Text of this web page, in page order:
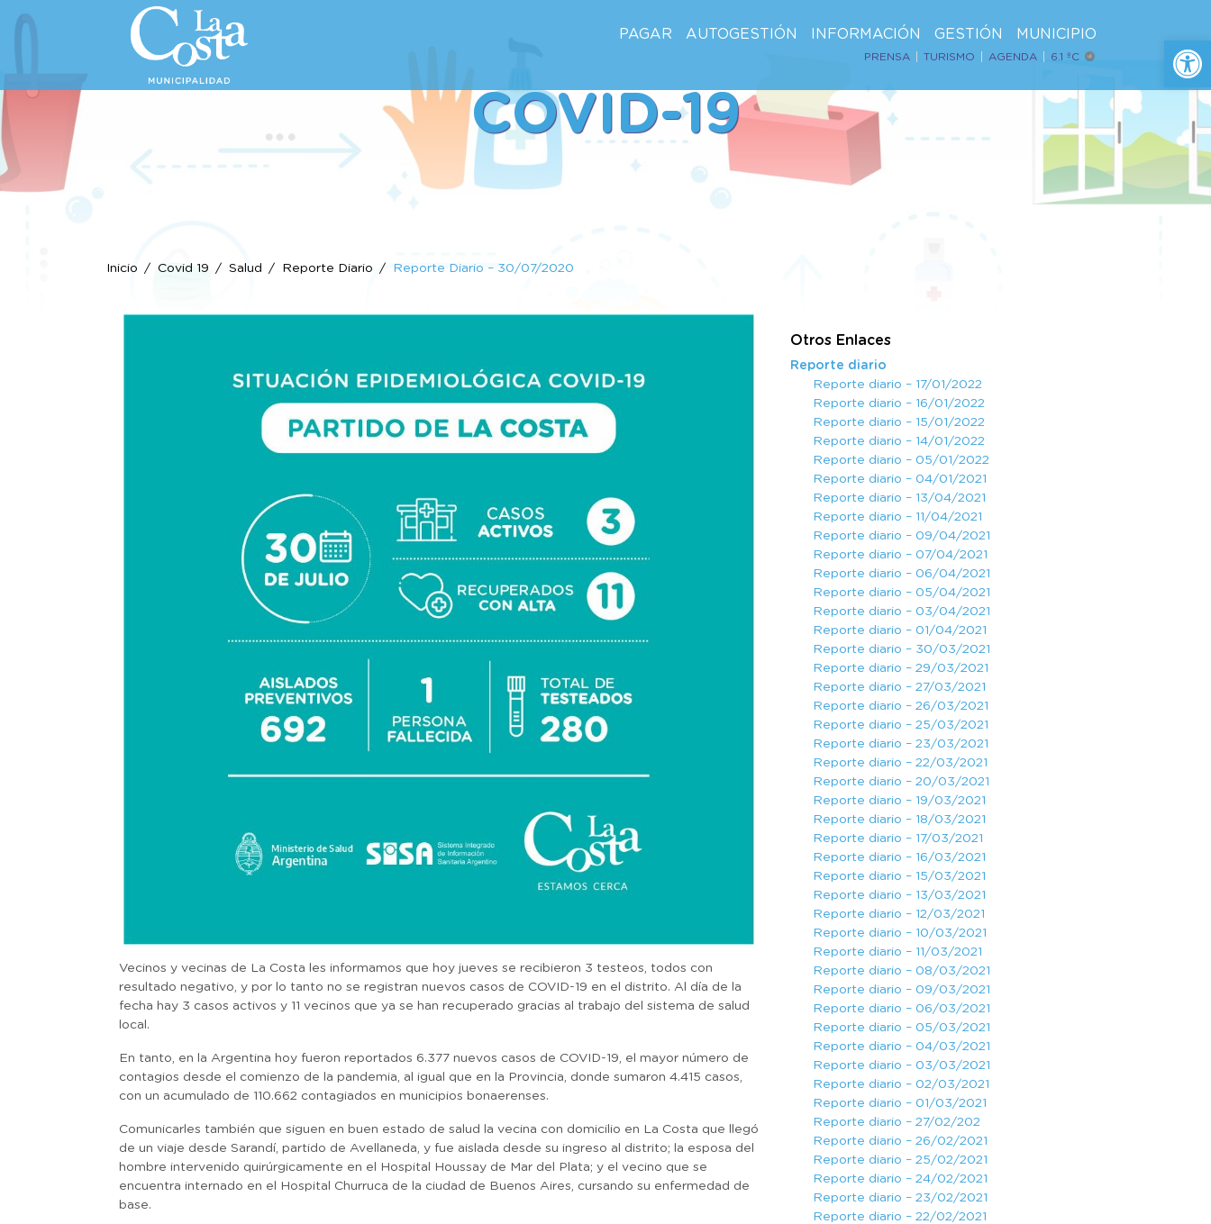
PAGAR AUTOGESTIÓN INFORMACIÓN GESTIÓN MUNICIPIO
PRENSA TURISMO AGENDA 6.1 ºC
COVID-19
Inicio Covid 19 Salud Reporte Diario Reporte Diario – 30/07/2020
Vecinos y vecinas de La Costa les informamos que hoy jueves se recibieron 3 testeos, todos con
resultado negativo, y por lo tanto no se registran nuevos casos de COVID-19 en el distrito. Al día de la
fecha hay 3 casos activos y 11 vecinos que ya se han recuperado gracias al trabajo del sistema de salud
local.
En tanto, en la Argentina hoy fueron reportados 6.377 nuevos casos de COVID-19, el mayor número de
contagios desde el comienzo de la pandemia, al igual que en la Provincia, donde sumaron 4.415 casos,
con un acumulado de 110.662 contagiados en municipios bonaerenses.
Comunicarles también que siguen en buen estado de salud la vecina con domicilio en La Costa que llegó
de un viaje desde Sarandí, partido de Avellaneda, y fue aislada desde su ingreso al distrito; la esposa del
hombre intervenido quirúrgicamente en el Hospital Houssay de Mar del Plata; y el vecino que se
encuentra internado en el Hospital Churruca de la ciudad de Buenos Aires, cursando su enfermedad de
base.
Otros Enlaces
Reporte diario
Reporte diario – 17/01/2022
Reporte diario – 16/01/2022
Reporte diario – 15/01/2022
Reporte diario – 14/01/2022
Reporte diario – 05/01/2022
Reporte diario – 04/01/2021
Reporte diario – 13/04/2021
Reporte diario – 11/04/2021
Reporte diario – 09/04/2021
Reporte diario – 07/04/2021
Reporte diario – 06/04/2021
Reporte diario – 05/04/2021
Reporte diario – 03/04/2021
Reporte diario – 01/04/2021
Reporte diario – 30/03/2021
Reporte diario – 29/03/2021
Reporte diario – 27/03/2021
Reporte diario – 26/03/2021
Reporte diario – 25/03/2021
Reporte diario – 23/03/2021
Reporte diario – 22/03/2021
Reporte diario – 20/03/2021
Reporte diario – 19/03/2021
Reporte diario – 18/03/2021
Reporte diario – 17/03/2021
Reporte diario – 16/03/2021
Reporte diario – 15/03/2021
Reporte diario – 13/03/2021
Reporte diario – 12/03/2021
Reporte diario – 10/03/2021
Reporte diario – 11/03/2021
Reporte diario – 08/03/2021
Reporte diario – 09/03/2021
Reporte diario – 06/03/2021
Reporte diario – 05/03/2021
Reporte diario – 04/03/2021
Reporte diario – 03/03/2021
Reporte diario – 02/03/2021
Reporte diario – 01/03/2021
Reporte diario – 27/02/202
Reporte diario – 26/02/2021
Reporte diario – 25/02/2021
Reporte diario – 24/02/2021
Reporte diario – 23/02/2021
Reporte diario – 22/02/2021